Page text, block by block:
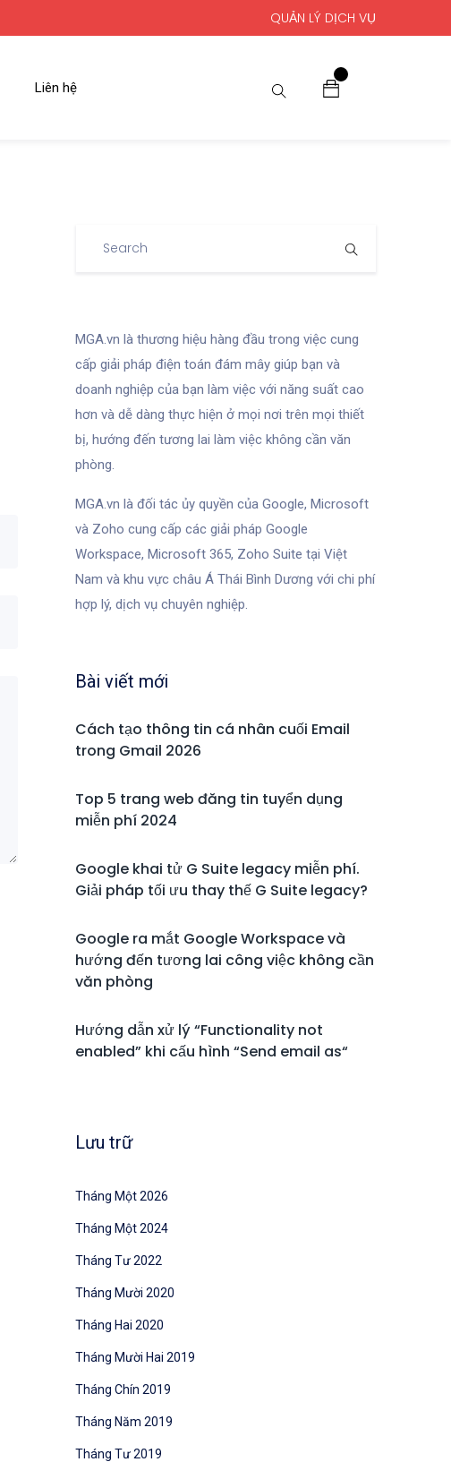
QUẢN LÝ DỊCH VỤ
Liên hệ
MGA.vn là thương hiệu hàng đầu trong việc cung
cấp giải pháp điện toán đám mây giúp bạn và
doanh nghiệp của bạn làm việc với năng suất cao
hơn và dễ dàng thực hiện ở mọi nơi trên mọi thiết
bị, hướng đến tương lai làm việc không cần văn
phòng.
MGA.vn là đối tác ủy quyền của Google, Microsoft
và Zoho cung cấp các giải pháp Google
Workspace, Microsoft 365, Zoho Suite tại Việt
Nam và khu vực châu Á Thái Bình Dương với chi phí
hợp lý, dịch vụ chuyên nghiệp.
Bài viết mới
Cách tạo thông tin cá nhân cuối Email
trong Gmail 2026
Top 5 trang web đăng tin tuyển dụng
miễn phí 2024
Google khai tử G Suite legacy miễn phí.
Giải pháp tối ưu thay thế G Suite legacy?
Google ra mắt Google Workspace và
hướng đến tương lai công việc không cần
văn phòng
Hướng dẫn xử lý “Functionality not
enabled” khi cấu hình “Send email as“
Lưu trữ
Tháng Một 2026
Tháng Một 2024
Tháng Tư 2022
Tháng Mười 2020
Tháng Hai 2020
Tháng Mười Hai 2019
Tháng Chín 2019
Tháng Năm 2019
Tháng Tư 2019